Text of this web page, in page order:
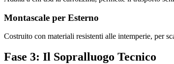
Montascale per Esterno
Costruito con materiali resistenti alle intemperie, per
Fase 3: Il Sopralluogo Tecnico